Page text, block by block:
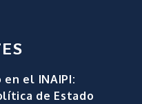
el INAIPI:
de Estado